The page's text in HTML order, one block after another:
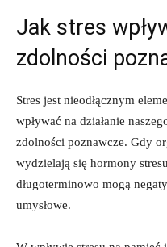
Jak stres
zdolności
Stres jest nieodłącznym
wpływać na działanie
zdolności poznawcze. Gdy
wydzielają się hormony
długoterminowo mogą
umysłowe.